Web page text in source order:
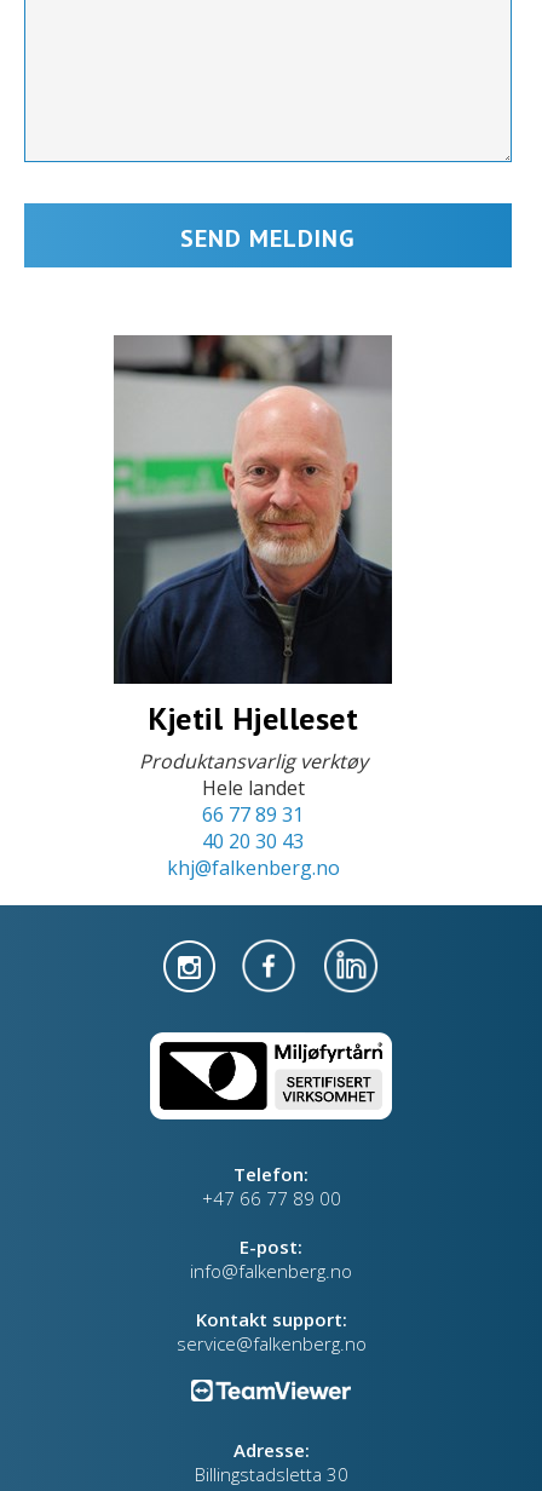
Kjetil Hjelleset
Produktansvarlig verktøy
Hele landet
66 77 89 31
40 20 30 43
khj@falkenberg.no
Telefon:
+47 66 77 89 00
E-post:
info@falkenberg.no
Kontakt support:
service@falkenberg.no
Adresse:
Billingstadsletta 30